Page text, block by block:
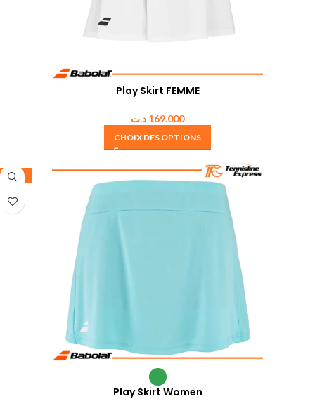
Play Skirt FEMME
169.000 د.ت
CHOIX DES OPTIONS
-20%
Play Skirt Women